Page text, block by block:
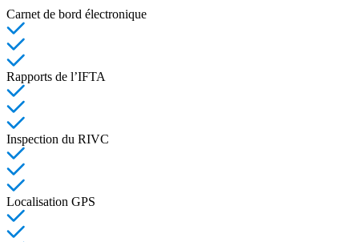
Carnet de bord électronique
Rapports de l’IFTA
Inspection du RIVC
Localisation GPS